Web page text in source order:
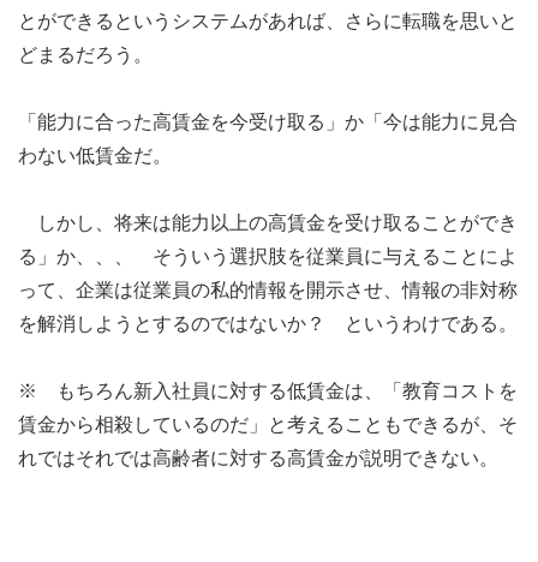
とができるというシステムがあれば、さらに転職を思いと
どまるだろう。
「能力に合った高賃金を今受け取る」か「今は能力に見合
わない低賃金だ。
しかし、将来は能力以上の高賃金を受け取ることができ
る」か、、、 そういう選択肢を従業員に与えることによ
って、企業は従業員の私的情報を開示させ、情報の非対称
を解消しようとするのではないか？ というわけである。
※ もちろん新入社員に対する低賃金は、「教育コストを
賃金から相殺しているのだ」と考えることもできるが、そ
れではそれでは高齢者に対する高賃金が説明できない。